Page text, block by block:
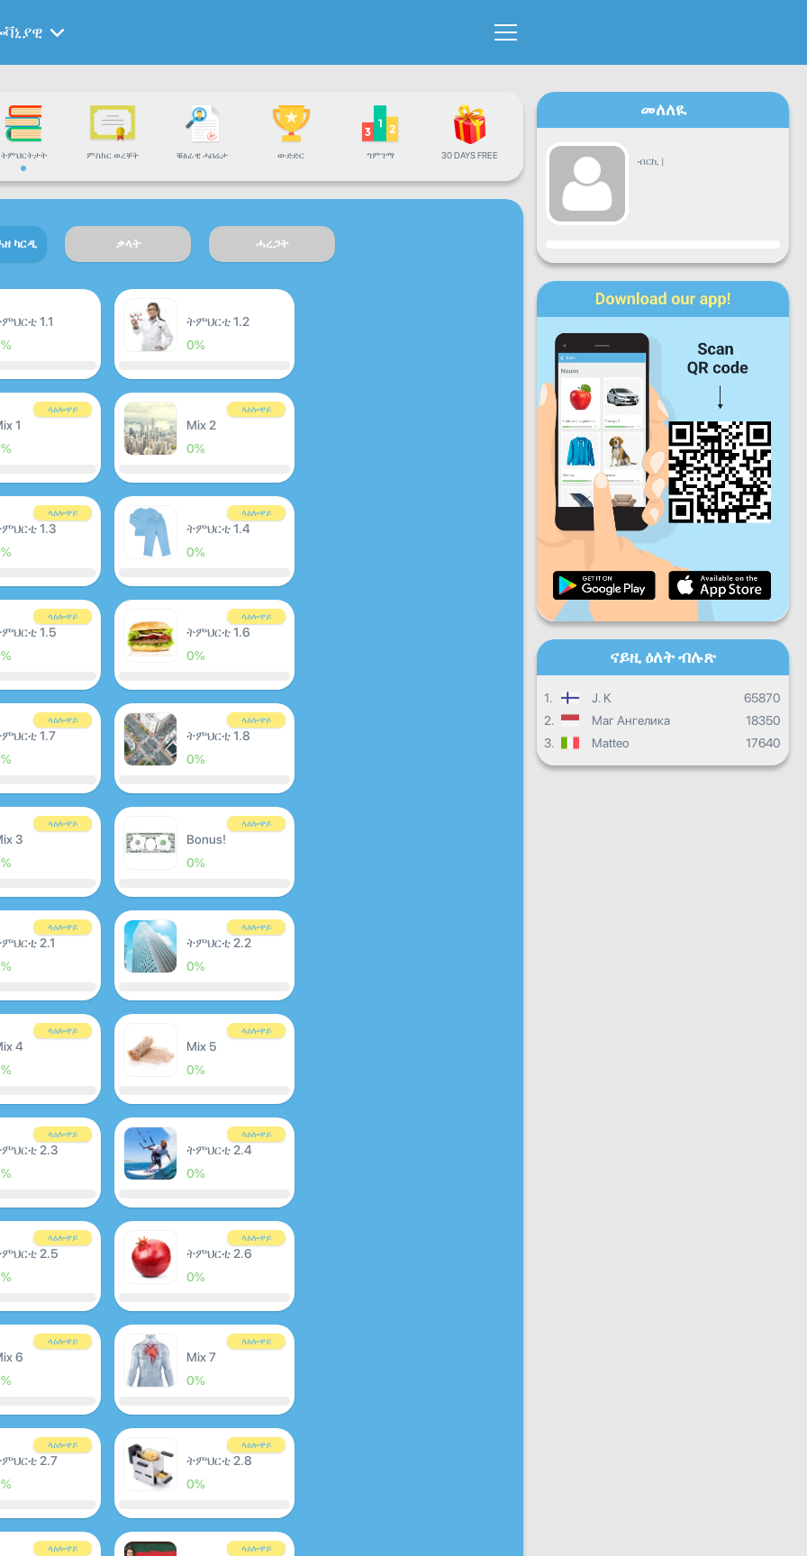
ትምህርትታት ምስክር ወረቐት ቑፅራዊ ሓበሬታ ውድድር ግምገማ 30 DAYS FREE
ካርዲ ቃላት ሓረጋት
1.1
ትምህርቲ 1.2
0%
ላዕሎዋይ
1
ላዕሎዋይ
Mix 2
0%
ላዕሎዋይ
1.3
ላዕሎዋይ
ትምህርቲ 1.4
0%
ላዕሎዋይ
1.5
ላዕሎዋይ
ትምህርቲ 1.6
0%
ላዕሎዋይ
1.7
ላዕሎዋይ
ትምህርቲ 1.8
0%
ላዕሎዋይ
3
ላዕሎዋይ
Bonus!
0%
ላዕሎዋይ
2.1
ላዕሎዋይ
ትምህርቲ 2.2
0%
ላዕሎዋይ
4
ላዕሎዋይ
Mix 5
0%
ላዕሎዋይ
2.3
ላዕሎዋይ
ትምህርቲ 2.4
0%
ላዕሎዋይ
2.5
ላዕሎዋይ
ትምህርቲ 2.6
0%
ላዕሎዋይ
6
ላዕሎዋይ
Mix 7
0%
ላዕሎዋይ
2.7
ላዕሎዋይ
ትምህርቲ 2.8
0%
ላዕሎዋይ ላዕሎዋይ
መለለዪ
ብርኪ |
ዕብየት
ሶኒ ረቡ ሓሙ
ቀዳ ሰን
መዓልታዊ ዕብየት
ወርሓዊ ዕብየት
ጠቕላላ ዕብየት
ናይዚ ዕለት ብሉጽ
1. J. K
65870
2.
Маг Ангелика
18350
3.
Matteo 17640